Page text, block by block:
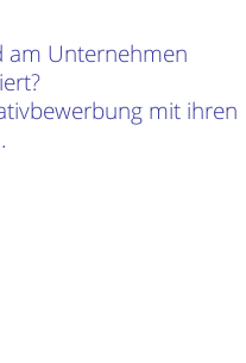
zum
4.0,
hier also
am Unternehmen
mit ihren